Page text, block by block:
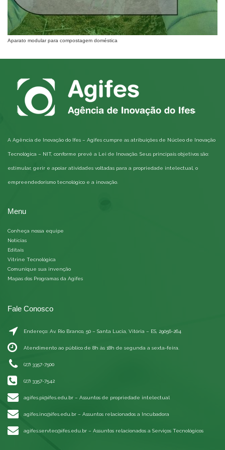
Aparato modular para compostagem doméstica
A Agência de Inovação do Ifes – Agifes cumpre as atribuições de Núcleo de Inovação
Tecnológica – NIT, conforme prevê a Lei de Inovação. Seus principais objetivos são:
estimular, gerir e apoiar atividades voltadas para a propriedade intelectual, o
empreendedorismo tecnológico e a inovação.
Menu
Conheça nossa equipe
Notícias
Editais
Vitrine Tecnológica
Comunique sua invenção
Mapas dos Programas da Agifes
Fale Conosco
Endereço: Av. Rio Branco, 50 – Santa Lucia, Vitória – ES, 29056-264
Atendimento ao público de 8h às 18h de segunda a sexta-feira.
(27) 3357-7500
(27) 3357-7542
agifes.pi@ifes.edu.br – Assuntos de propriedade intelectual
agifes.inc@ifes.edu.br – Assuntos relacionados a Incubadora
agifes.servtec@ifes.edu.br – Assuntos relacionados a Serviços Tecnológicos